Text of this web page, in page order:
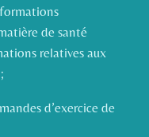
de santé
relatives aux
d’exercice de